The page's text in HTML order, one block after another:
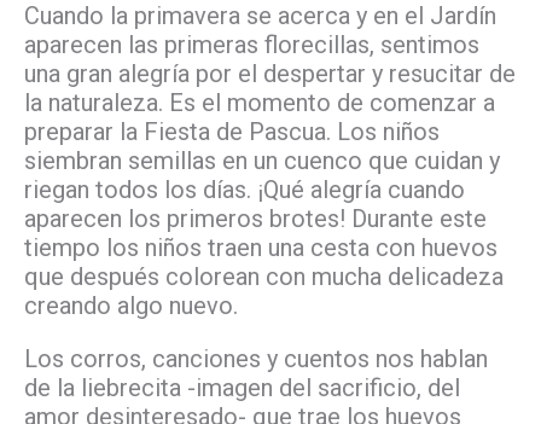
Cuando la primavera se acerca y en el Jardín
aparecen las primeras florecillas, sentimos
una gran alegría por el despertar y resucitar de
la naturaleza. Es el momento de comenzar a
preparar la Fiesta de Pascua. Los niños
siembran semillas en un cuenco que cuidan y
riegan todos los días. ¡Qué alegría cuando
aparecen los primeros brotes! Durante este
tiempo los niños traen una cesta con huevos
que después colorean con mucha delicadeza
creando algo nuevo.
Los corros, canciones y cuentos nos hablan
de la liebrecita -imagen del sacrificio, del
amor desinteresado- que trae los huevos